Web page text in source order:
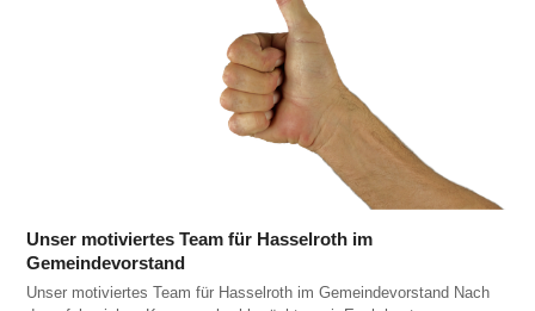
Unser motiviertes Team für Hasselroth im
Gemeindevorstand
Unser motiviertes Team für Hasselroth im Gemeindevorstand Nach